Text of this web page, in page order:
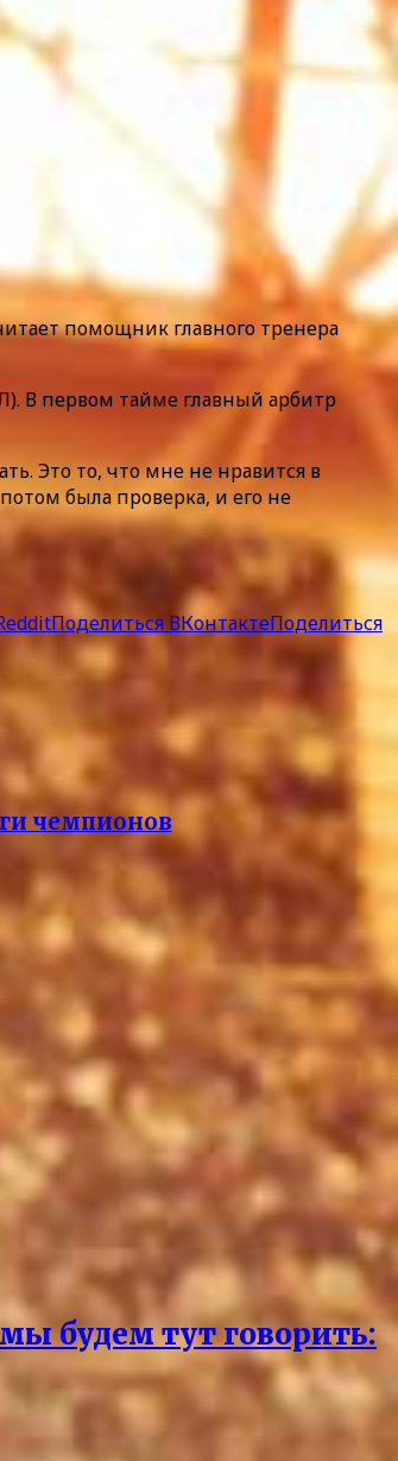
помощник главного тренера
В первом тайме главный арбитр
Это то, что мне не нравится в
была проверка, и его не
Поделиться ВКонтактеПоделиться
чемпионов
будем тут говорить: